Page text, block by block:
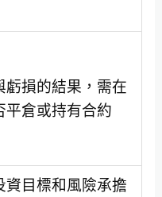
虧損的結果，需在
平倉或持有合約
目標和風險承擔